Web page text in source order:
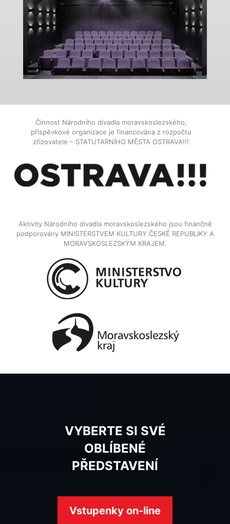
Činnost Národního divadla moravskoslezského,
příspěvkové organizace je financována z rozpočtu
zřizovatele – STATUTARNÍHO MĚSTA OSTRAVA!!!
Aktivity Národního divadla moravskoslezského jsou finančně
podporovány MINISTERSTVEM KULTURY ČESKÉ REPUBLIKY A
MORAVSKOSLEZSKÝM KRAJEM.
VYBERTE SI SVÉ
OBLÍBENÉ
PŘEDSTAVENÍ
Vstupenky on-line